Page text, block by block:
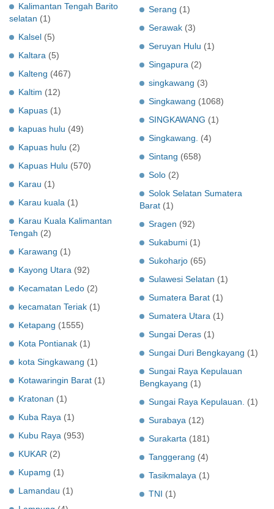
Kalimantan Tengah Barito
selatan (1)
Kalsel (5)
Kaltara (5)
Kalteng (467)
Kaltim (12)
Kapuas (1)
kapuas hulu (49)
Kapuas hulu (2)
Kapuas Hulu (570)
Karau (1)
Karau kuala (1)
Karau Kuala Kalimantan
Tengah (2)
Karawang (1)
Kayong Utara (92)
Kecamatan Ledo (2)
kecamatan Teriak (1)
Ketapang (1555)
Kota Pontianak (1)
kota Singkawang (1)
Kotawaringin Barat (1)
Kratonan (1)
Kuba Raya (1)
Kubu Raya (953)
KUKAR (2)
Kupamg (1)
Lamandau (1)
Serang (1)
Serawak (3)
Seruyan Hulu (1)
Singapura (2)
singkawang (3)
Singkawang (1068)
SINGKAWANG (1)
Singkawang.
(4)
Sintang (658)
Solo (2)
Solok Selatan Sumatera
Barat (1)
Sragen (92)
Sukabumi (1)
Sukoharjo (65)
Sulawesi Selatan (1)
Sumatera Barat (1)
Sumatera Utara (1)
Sungai Deras (1)
Sungai Duri Bengkayang (1)
Sungai Raya Kepulauan
Bengkayang (1)
Sungai Raya Kepulauan.
(1)
Surabaya (12)
Surakarta (181)
Tanggerang (4)
Tasikmalaya (1)
TNI (1)